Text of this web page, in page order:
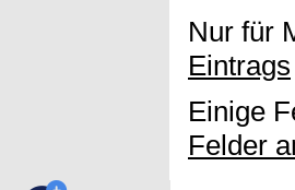
Nur für
Eintrags
Einige
Felder